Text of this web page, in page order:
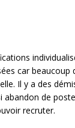
car beaucoup
Il y a des
abandon de
recruter.